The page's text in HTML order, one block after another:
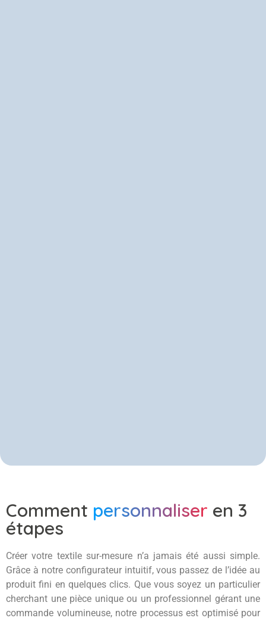
Comment personnaliser en 3
étapes
Créer votre textile sur-mesure n’a jamais été aussi simple.
Grâce à notre configurateur intuitif, vous passez de l’idée au
produit fini en quelques clics. Que vous soyez un particulier
cherchant une pièce unique ou un professionnel gérant une
commande volumineuse, notre processus est optimisé pour